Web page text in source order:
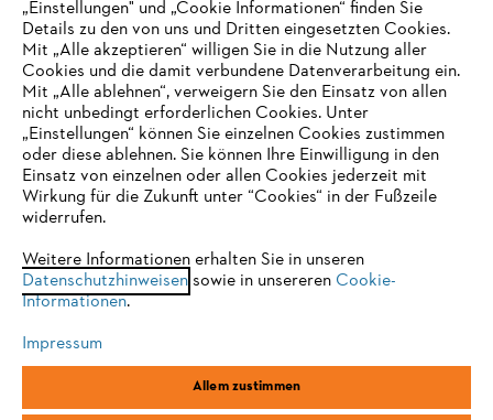
Online Shop
Service
Allgemeine Geschäftsbedingungen
Impressum Cookies Rechtliche Informationen
IHR BROWSER WIRD NICHT
UNTERSTÜTZT
eine optimale Nutzung unserer Seite empfehlen wir Ihnen, zu
einem der folgenden Browser zu wechseln:
Firefox Chrome
„Einstellungen" und „Cookie Informationen“ finden Sie
Details zu den von uns und Dritten eingesetzten Cookies.
Mit „Alle akzeptieren“ willigen Sie in die Nutzung aller
Cookies und die damit verbundene Datenverarbeitung ein.
Mit „Alle ablehnen“, verweigern Sie den Einsatz von allen
nicht unbedingt erforderlichen Cookies. Unter
„Einstellungen“ können Sie einzelnen Cookies zustimmen
oder diese ablehnen. Sie können Ihre Einwilligung in den
Einsatz von einzelnen oder allen Cookies jederzeit mit
Wirkung für die Zukunft unter “Cookies“ in der Fußzeile
widerrufen.
Weitere Informationen erhalten Sie in unseren
Datenschutzhinweisensowie in unsereren Cookie-
Informationen.
Impressum
Allem zustimmen